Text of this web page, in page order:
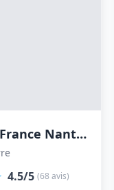
Jacuzzi France Nanterre
4.5/5 (68 avis)